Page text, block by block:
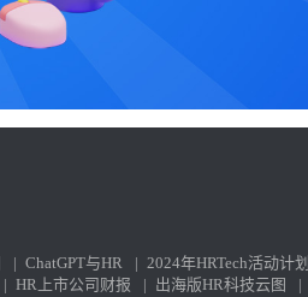
| ChatGPT与HR | 2024年HRTech活动计划
| HR上市公司财报 | 出海版HR科技云图 |